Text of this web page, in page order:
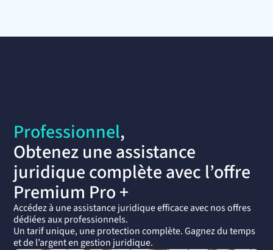
Professionnel,
Obtenez une assistance
juridique complète avec l’offre
Premium Pro +
Accédez à une assistance juridique efficace avec nos offres
dédiées aux professionnels.
Un tarif unique, une protection complète. Gagnez du temps
et de l’argent en gestion juridique.